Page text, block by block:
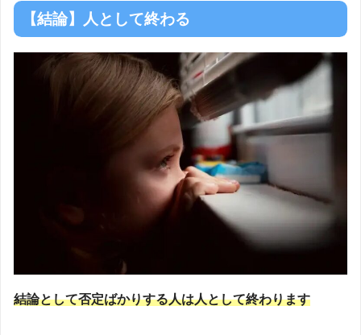
【結論】人として終わる
結論として否定ばかりする人は人として終わります